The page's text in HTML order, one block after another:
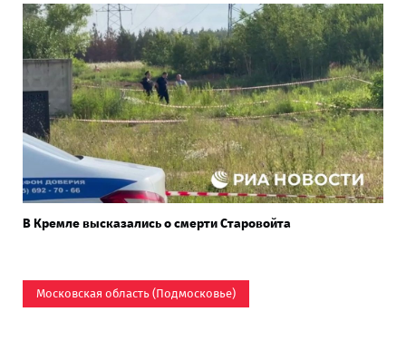
В Кремле высказались о смерти Старовойта
Московская область (Подмосковье)